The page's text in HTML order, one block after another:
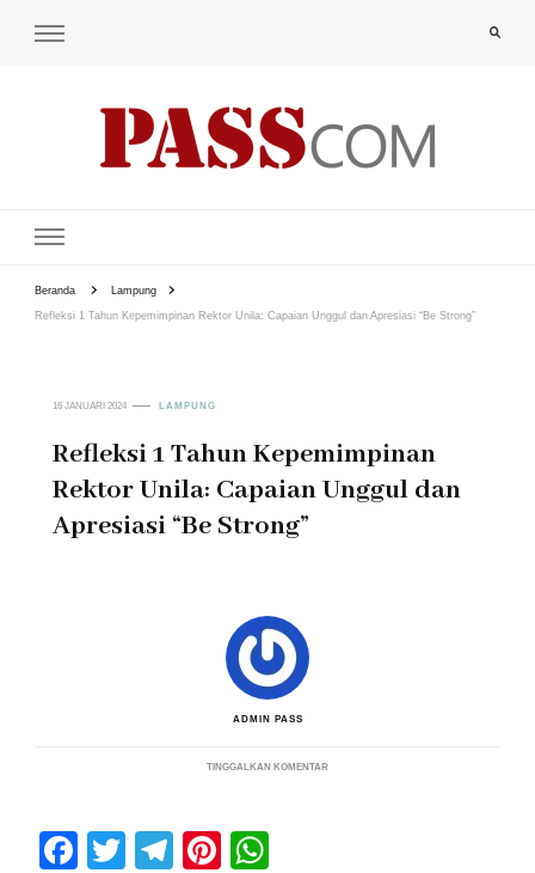
Beranda Lampung
Refleksi 1 Tahun Kepemimpinan Rektor Unila: Capaian Unggul dan Apresiasi “Be Strong”
16 JANUARI 2024 LAMPUNG
Refleksi 1 Tahun Kepemimpinan
Rektor Unila: Capaian Unggul dan
Apresiasi “Be Strong”
ADMIN PASS
TINGGALKAN KOMENTARPADA
Facebook
TwitterTelegram
Pinterest